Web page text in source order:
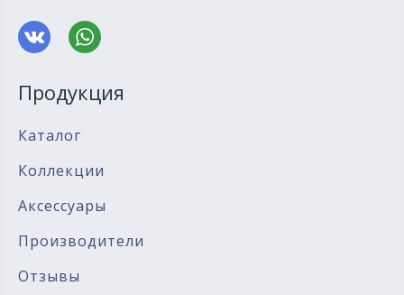
Продукция
Каталог
Коллекции
Аксессуары
Производители
Отзывы